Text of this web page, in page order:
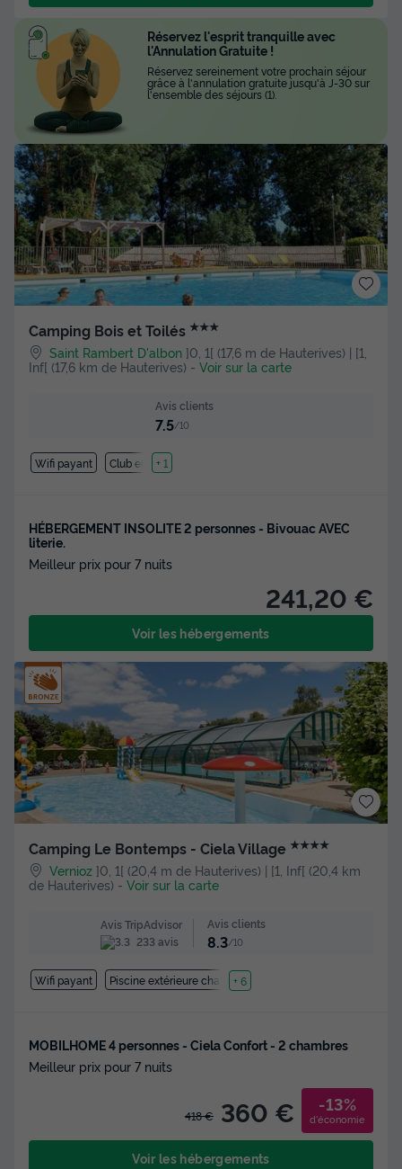
Camping Bois et Toilés ★★★
Saint Rambert D'albon ]0, 1[ (17,6 m de Hauterives) | [1,
Inf[ (17,6 km de Hauterives) - Voir sur la carte
Avis clients
7.5/10
Wifi payant Club enfant
+ 1
HÉBERGEMENT INSOLITE 2 personnes - Bivouac AVEC
literie.
Meilleur prix pour 7 nuits
241,20 €
Voir les hébergements
Camping Le Bontemps - Ciela Village ★★★★
Vernioz ]0, 1[ (20,4 m de Hauterives) | [1, Inf[ (20,4 km
de Hauterives) - Voir sur la carte
Avis TripAdvisor
233 avis
Avis clients
8.3/10
Wifi payant Piscine extérieure chauffée
+ 6
MOBILHOME 4 personnes - Ciela Confort - 2 chambres
Meilleur prix pour 7 nuits
418 € 360 € -13%
d'économie
Voir les hébergements
Réservez l'esprit tranquille avec
l'Annulation Gratuite !
Réservez sereinement votre prochain séjour
grâce à l'annulation gratuite jusqu'à J-30 sur
l'ensemble des séjours (1).